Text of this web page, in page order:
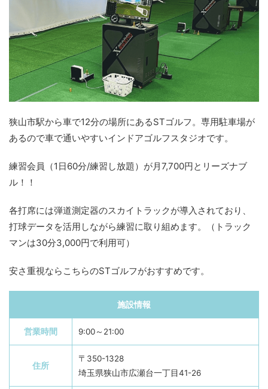
狭山市駅から車で12分の場所にあるSTゴルフ。専用駐車場が
あるので車で通いやすいインドアゴルフスタジオです。
練習会員（1日60分/練習し放題）が月7,700円とリーズナブ
ル！！
各打席には弾道測定器のスカイトラックが導入されており、
打球データを活用しながら練習に取り組めます。（トラック
マンは30分3,000円で利用可）
安さ重視ならこちらのSTゴルフがおすすめです。
施設情報
営業時間 9:00～21:00
住所
〒350-1328
埼玉県狭山市広瀬台一丁目41-26